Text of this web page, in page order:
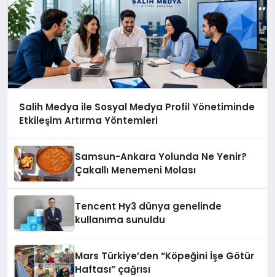
Salih Medya ile Sosyal Medya Profil Yönetiminde
Etkileşim Artırma Yöntemleri
Samsun-Ankara Yolunda Ne Yenir?
Çakallı Menemeni Molası
Tencent Hy3 dünya genelinde
kullanıma sunuldu
Mars Türkiye’den “Köpeğini İşe Götür
Haftası” çağrısı